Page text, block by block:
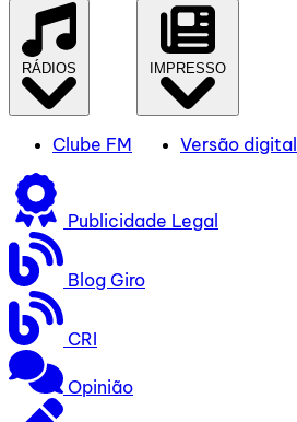
RÁDIOS
Clube FM
IMPRESSO
Versão digital
Publicidade Legal
Blog Giro
CRI
Opinião